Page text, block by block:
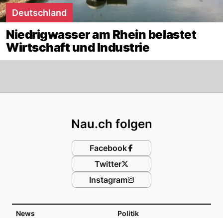
Deutschland
Niedrigwasser am Rhein belastet
Wirtschaft und Industrie
News Politik
Nau.ch folgen
Facebook
Twitter
Instagram